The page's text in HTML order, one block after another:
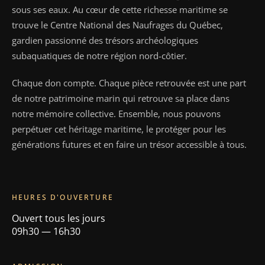
sous ses eaux. Au cœur de cette richesse maritime se
trouve le Centre National des Naufrages du Québec,
gardien passionné des trésors archéologiques
subaquatiques de notre région nord-côtier.
Chaque don compte. Chaque pièce retrouvée est une part
de notre patrimoine marin qui retrouve sa place dans
notre mémoire collective. Ensemble, nous pouvons
perpétuer cet héritage maritime, le protéger pour les
générations futures et en faire un trésor accessible à tous.
HEURES D'OUVERTURE
Ouvert tous les jours
09h30 — 16h30